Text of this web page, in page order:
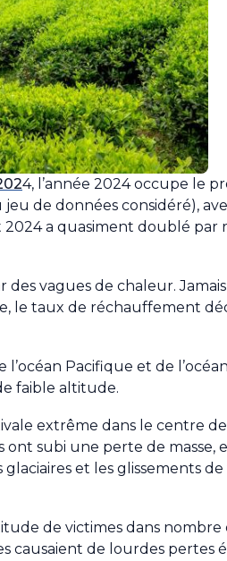
4, l’année 2024 occupe le
de données considéré),
a quasiment doublé par
vagues de chaleur.
le taux de réchauffement
Pacifique et de
faible altitude.
extrême dans le centre
ont subi une perte de
et les glissements
de victimes dans nombre
causaient de lourdes pertes